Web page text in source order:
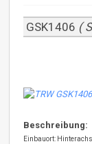
GSK1406 (
Beschreibung:
Einbauort: